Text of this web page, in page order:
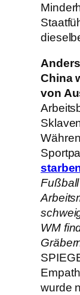
China
von
WM
wurde